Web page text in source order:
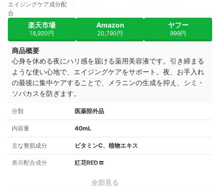
エイジングケア成分配
合
楽天市場
18,920円
Amazon
20,790円
ヤフー
999円
商品概要
心身を休める夜にハリ感を届ける薬用美容液です。引き締まる
ような使い心地で、エイジングケアをサポート。夜、お手入れ
の最後に集中ケアすることで、メラニンの生成を抑え、シミ・
ソバカスを防ぎます。
分類 医薬部外品
内容量 40mL
主な整肌成分 ビタミンC、植物エキス
表示配合成分 紅花RED〓
全部見る